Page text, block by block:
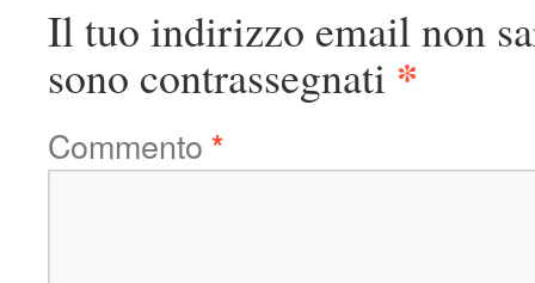
Il tuo indirizzo email non
sono contrassegnati *
Commento *